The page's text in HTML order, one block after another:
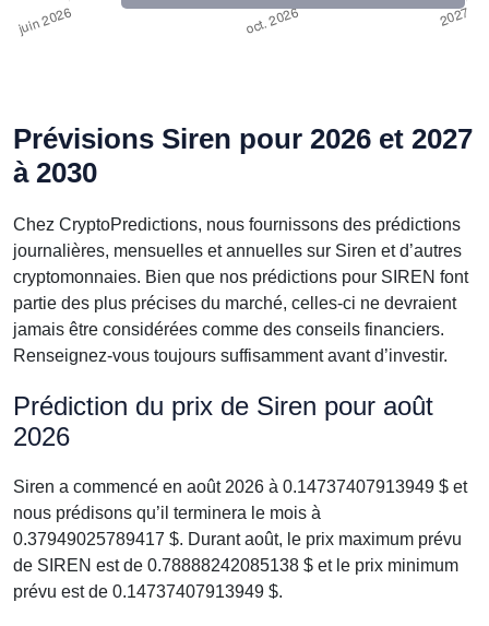
Prévisions Siren pour 2026 et 2027
à 2030
Chez CryptoPredictions, nous fournissons des prédictions
journalières, mensuelles et annuelles sur Siren et d’autres
cryptomonnaies. Bien que nos prédictions pour SIREN font
partie des plus précises du marché, celles-ci ne devraient
jamais être considérées comme des conseils financiers.
Renseignez-vous toujours suffisamment avant d’investir.
Prédiction du prix de Siren pour août
2026
Siren a commencé en août 2026 à 0.14737407913949 $ et
nous prédisons qu’il terminera le mois à
0.37949025789417 $. Durant août, le prix maximum prévu
de SIREN est de 0.78888242085138 $ et le prix minimum
prévu est de 0.14737407913949 $.